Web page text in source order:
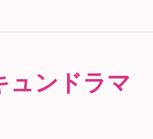
ンドラマ